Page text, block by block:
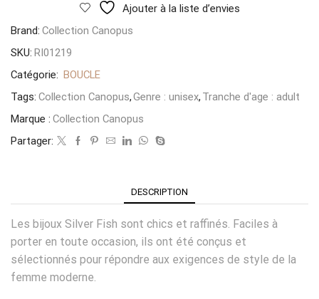
Ajouter à la liste d’envies
Brand: Collection Canopus
SKU: RI01219
Catégorie: BOUCLE
Tags: Collection Canopus,Genre : unisex, Tranche d'age : adult
Marque : Collection Canopus
Partager:
DESCRIPTION
Les bijoux Silver Fish sont chics et raffinés. Faciles à
porter en toute occasion, ils ont été conçus et
sélectionnés pour répondre aux exigences de style de la
femme moderne.